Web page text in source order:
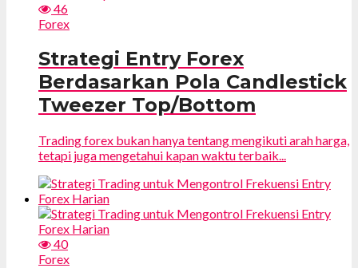
46
Forex
Strategi Entry Forex
Berdasarkan Pola Candlestick
Tweezer Top/Bottom
Trading forex bukan hanya tentang mengikuti arah harga,
tetapi juga mengetahui kapan waktu terbaik...
40
Forex